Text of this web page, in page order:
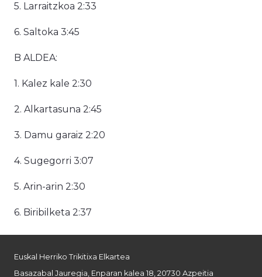
5. Larraitzkoa 2:33
6. Saltoka 3:45
B ALDEA:
1. Kalez kale 2:30
2. Alkartasuna 2:45
3. Damu garaiz 2:20
4. Sugegorri 3:07
5. Arin-arin 2:30
6. Biribilketa 2:37
Euskal Herriko Trikitixa Elkartea
Basazabal Jauregia, Enparan kalea 18, 20730 Azpeitia